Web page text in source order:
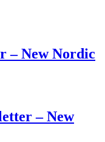
– New Nordic
– New